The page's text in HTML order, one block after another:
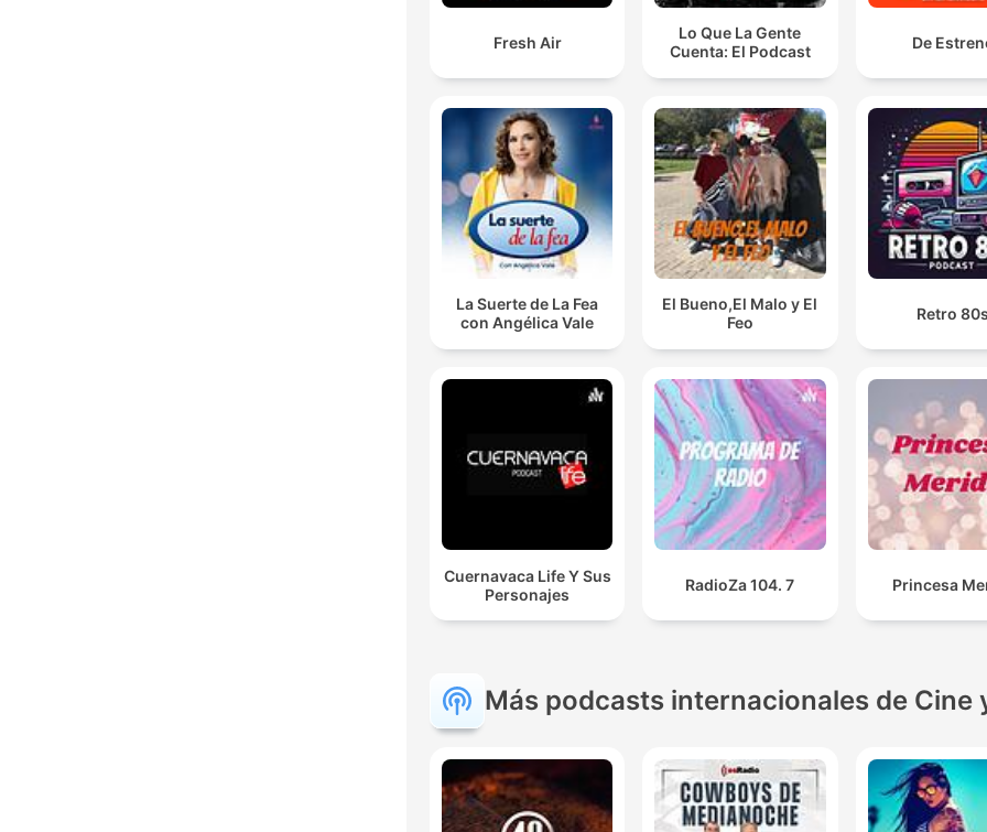
Fresh Air
Lo Que La Gente
Cuenta: El Podcast
De
La Suerte de La Fea
con Angélica Vale
El Bueno,El Malo y El
Feo
Retro
Cuernavaca Life Y Sus
Personajes
RadioZa 104. 7 Princesa
Más podcasts internacionales de Cine